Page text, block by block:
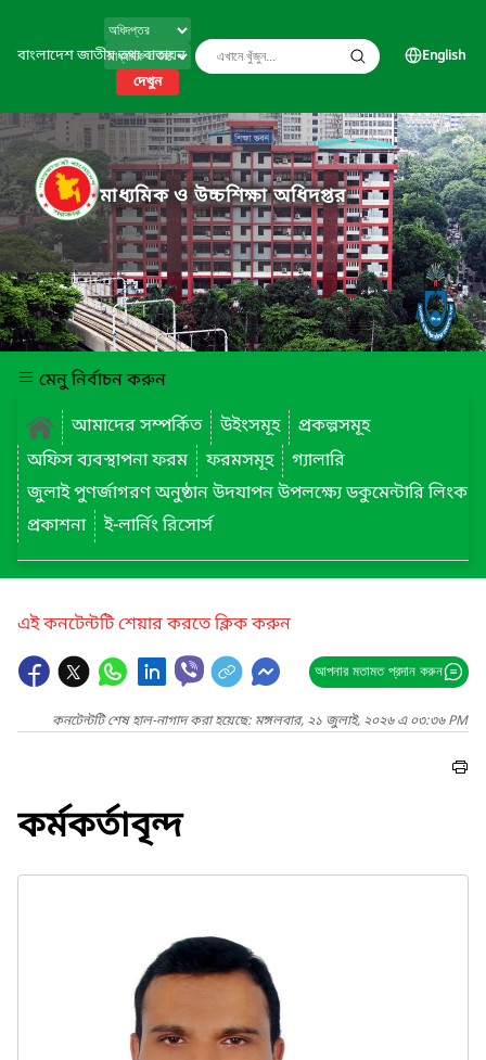
বাংলাদেশ জাতীয় তথ্য বাতায়ন
দেখুন
English
মাধ্যমিক ও উচ্চশিক্ষা অধিদপ্তর
মেনু নির্বাচন করুন
আমাদের সম্পর্কিত
উইংসমূহ
প্রকল্পসমূহ
অফিস ব্যবস্থাপনা ফরম
ফরমসমূহ
গ্যালারি
জুলাই পুণর্জাগরণ অনুষ্ঠান উদযাপন উপলক্ষ্যে ডকুমেন্টারি লিংক
প্রকাশনা
ই-লার্নিং রিসোর্স
এই কনটেন্টটি শেয়ার করতে ক্লিক করুন
আপনার মতামত প্রদান করুন
কনটেন্টটি শেষ হাল-নাগাদ করা হয়েছে: মঙ্গলবার, ২১ জুলাই, ২০২৬ এ ০৩:৩৬ PM
কর্মকর্তাবৃন্দ